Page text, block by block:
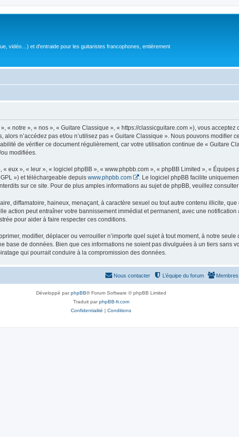
vidéo…) et d'entraide pour les guitaristes francophones, entièrement
« notre », « nos », « Guitare Classique », « https://classicguitare.com »), vous
alors n’accédez pas et/ou n’utilisez pas « Guitare Classique ». Nous pouvons modifier
de vérifier ce document régulièrement, car votre utilisation continue de « Guitare
modifiées.
eux », « leur », « logiciel phpBB », « www.phpbb.com », « phpBB Limited », «
») et téléchargeable depuis www.phpbb.com
. Le logiciel phpBB facilite
sur ce site. Pour de plus amples informations au sujet de phpBB, veuillez
diffamatoire, haineux, menaçant, à caractère sexuel ou tout autre contenu illicite,
action peut entraîner votre bannissement immédiat et permanent, avec une notification
pour aider à faire respecter ces conditions.
modifier, déplacer ou verrouiller n’importe quel sujet à tout moment, à notre
base de données. Bien que ces informations ne soient pas divulguées à un tiers sans
qui pourrait conduire à la compromission des données.
Membres
L’équipe du forum
Nous contacter
Développé parphpBB® Forum Software © phpBB Limited
Traduit parphpBB-fr.com
Confidentialité | Conditions